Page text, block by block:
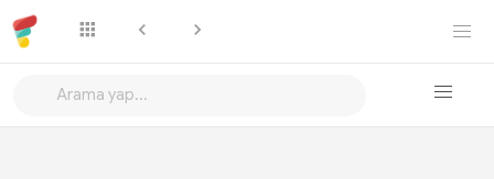
Mesaj Gönder